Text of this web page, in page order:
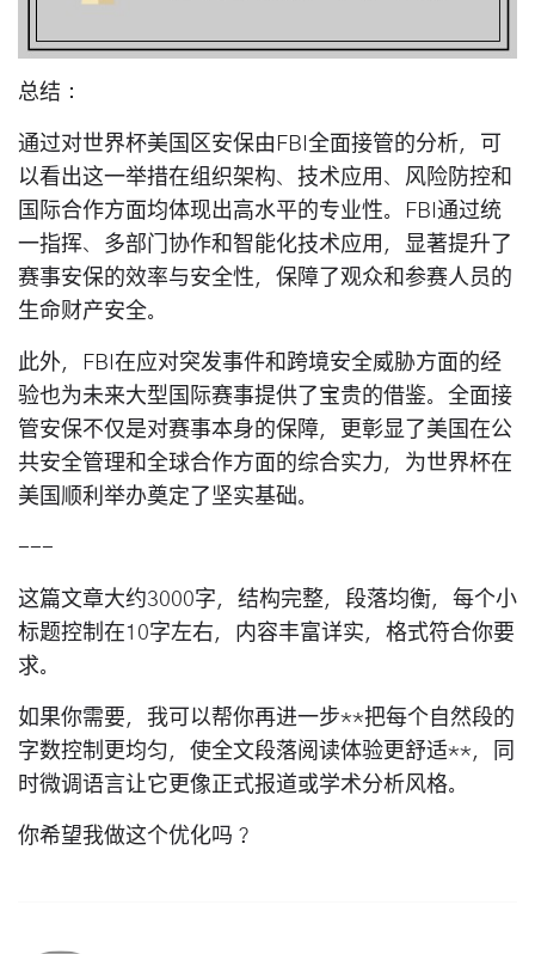
总结：
通过对世界杯美国区安保由FBI全面接管的分析，可
以看出这一举措在组织架构、技术应用、风险防控和
国际合作方面均体现出高水平的专业性。FBI通过统
一指挥、多部门协作和智能化技术应用，显著提升了
赛事安保的效率与安全性，保障了观众和参赛人员的
生命财产安全。
此外，FBI在应对突发事件和跨境安全威胁方面的经
验也为未来大型国际赛事提供了宝贵的借鉴。全面接
管安保不仅是对赛事本身的保障，更彰显了美国在公
共安全管理和全球合作方面的综合实力，为世界杯在
美国顺利举办奠定了坚实基础。
---
这篇文章大约3000字，结构完整，段落均衡，每个小
标题控制在10字左右，内容丰富详实，格式符合你要
求。
如果你需要，我可以帮你再进一步**把每个自然段的
字数控制更均匀，使全文段落阅读体验更舒适**，同
时微调语言让它更像正式报道或学术分析风格。
你希望我做这个优化吗？